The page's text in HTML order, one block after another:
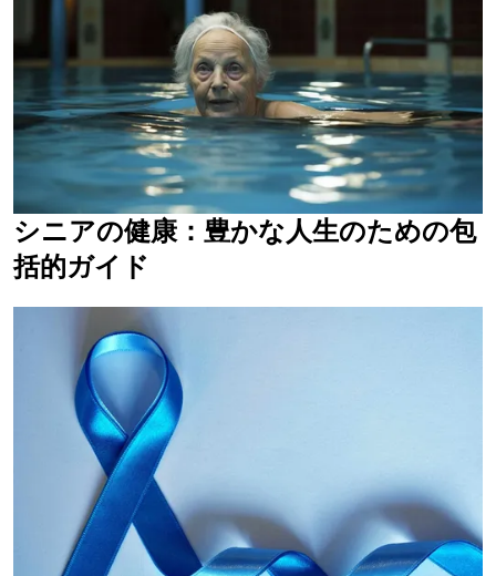
シニアの健康：豊かな人生のための包
括的ガイド